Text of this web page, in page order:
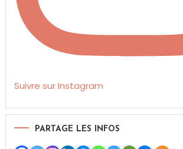
Suivre sur Instagram
PARTAGE LES INFOS